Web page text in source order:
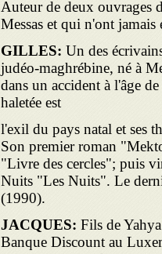
Auteur de deux ouvrages
Messas et qui n'ont
GILLES: Un des
judéo-maghrébine, né à
dans un accident à l'âge
haletée est
l'exil du pays natal et ses
Son premier roman
"Livre des cercles"; puis
Nuits "Les Nuits". Le
(1990).
JACQUES: Fils de
Banque Discount au